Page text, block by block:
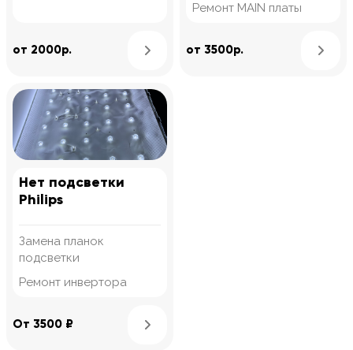
от 2000р. Узнать подробнее
Ремонт MAIN платы
от 3500р.
Нет подсветки
Philips
Замена планок
подсветки
Ремонт инвертора
От 3500 ₽